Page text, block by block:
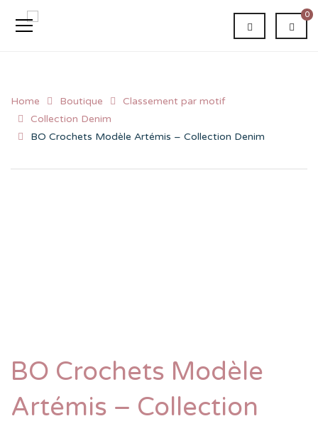
0
Home Boutique
Classement par motif
Collection Denim
BO Crochets Modèle Artémis – Collection Denim
BO Crochets Modèle
Artémis – Collection